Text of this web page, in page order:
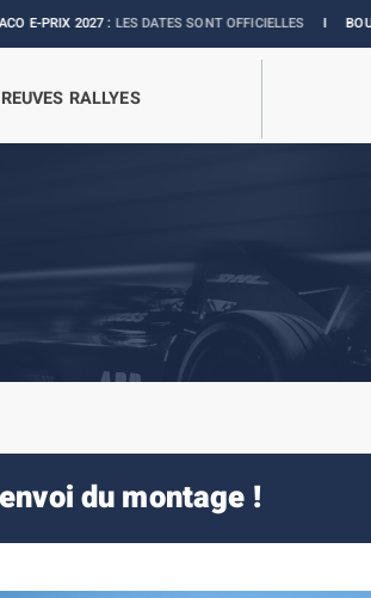
LES DATES SONT OFFICIELLESIBOUTIQUE
RALLYES
du montage !